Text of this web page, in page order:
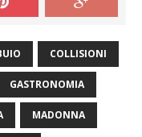
COLLISIONI
GASTRONOMIA
MADONNA